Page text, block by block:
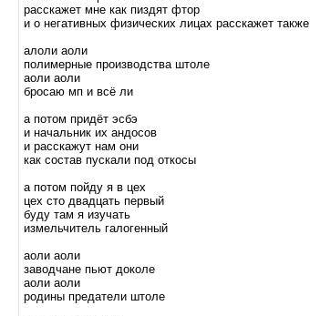
расскажет мне как пиздят фтор
и о негативных физических лицах расскажет также
алоли аоли
полимерные производства штоле
аоли аоли
бросаю мп и всё ли
а потом придёт эсбэ
и начальник их андосов
и расскажут нам они
как состав пускали под откосы
а потом пойду я в цех
цех сто двадцать первый
буду там я изучать
измельчитель галогенный
аоли аоли
заводчане пьют доколе
аоли аоли
родины предатели штоле